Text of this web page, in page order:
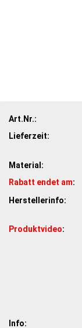
Art.Nr.:
Lieferzeit:
Material:
Rabatt endet am:
Herstellerinfo:
Produktvideo:
Info: